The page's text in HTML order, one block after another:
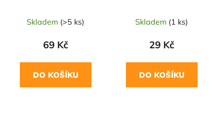
Skladem (>5 ks)
69 Kč
DO KOŠÍKU
Skladem (1 ks)
29 Kč
DO KOŠÍKU